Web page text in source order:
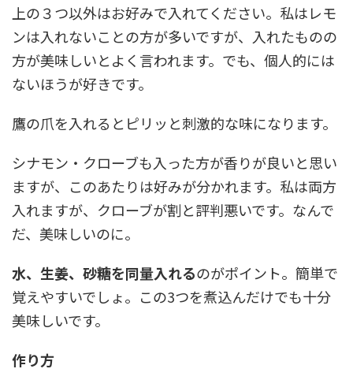
上の３つ以外はお好みで入れてください。私はレモ
ンは入れないことの方が多いですが、入れたものの
方が美味しいとよく言われます。でも、個人的には
ないほうが好きです。
鷹の爪を入れるとピリッと刺激的な味になります。
シナモン・クローブも入った方が香りが良いと思い
ますが、このあたりは好みが分かれます。私は両方
入れますが、クローブが割と評判悪いです。なんで
だ、美味しいのに。
水、生姜、砂糖を同量入れるのがポイント。簡単で
覚えやすいでしょ。この3つを煮込んだけでも十分
美味しいです。
作り方